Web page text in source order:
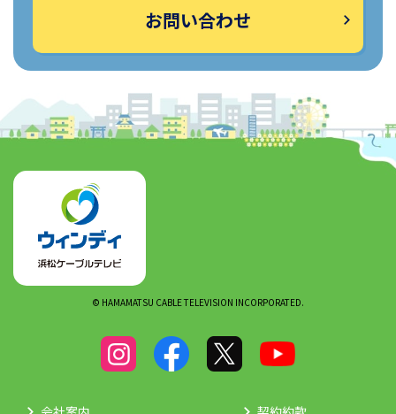
お問い合わせ
© HAMAMATSU CABLE TELEVISION INCORPORATED.